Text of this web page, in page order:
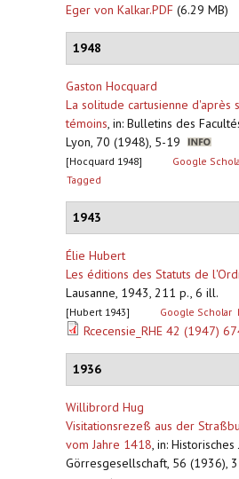
Eger von Kalkar.PDF (6.29 MB)
1948
Gaston Hocquard
La solitude cartusienne d'après
témoins, in: Bulletins des
Lyon, 70 (1948), 5-19
[Hocquard 1948] Google
Tagged
1943
Élie Hubert
Les éditions des Statuts de
Lausanne, 1943, 211 p., 6 ill.
[Hubert 1943] Google Scholar
Rcecensie_RHE 42 (1947)
1936
Willibrord Hug
Visitationsrezeß aus der
vom Jahre 1418, in:
Görresgesellschaft, 56 (1936),